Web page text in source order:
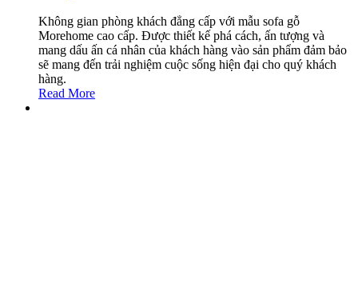
Không gian phòng khách đẳng cấp với mẫu sofa gỗ
Morehome cao cấp. Được thiết kế phá cách, ấn tượng và
mang dấu ấn cá nhân của khách hàng vào sản phẩm đảm bảo
sẽ mang đến trải nghiệm cuộc sống hiện đại cho quý khách
hàng.
Read More